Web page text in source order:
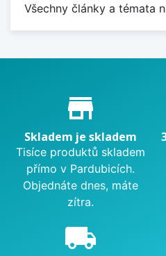
Všechny články a témata
Proč nakupovat u nás?
store_mall_directory
Skladem je skladem
Tisíce produktů skladem
přímo v Pardubicích.
Objednáte dnes, máte
zítra.
local_shipping